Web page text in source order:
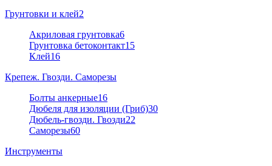
Грунтовки и клей2
Акриловая грунтовка6
Грунтовка бетоконтакт15
Клей16
Крепеж. Гвозди. Саморезы
Болты анкерные16
Дюбеля для изоляции (Гриб)30
Дюбель-гвозди. Гвозди22
Саморезы60
Инструменты